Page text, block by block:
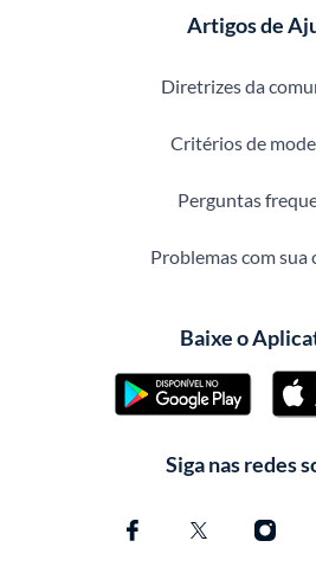
Artigos de
Diretrizes da
Critérios de
Perguntas
Problemas com sua
Baixe o
Siga nas redes